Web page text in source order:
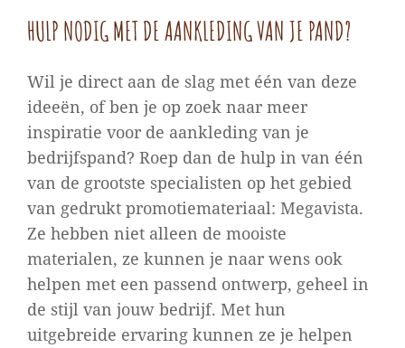
HULP NODIG MET DE AANKLEDING VAN JE PAND?
Wil je direct aan de slag met één van deze
ideeën, of ben je op zoek naar meer
inspiratie voor de aankleding van je
bedrijfspand? Roep dan de hulp in van één
van de grootste specialisten op het gebied
van gedrukt promotiemateriaal: Megavista.
Ze hebben niet alleen de mooiste
materialen, ze kunnen je naar wens ook
helpen met een passend ontwerp, geheel in
de stijl van jouw bedrijf. Met hun
uitgebreide ervaring kunnen ze je helpen